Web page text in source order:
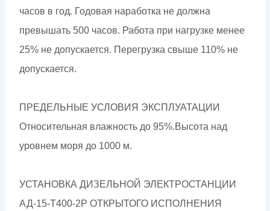
часов в год. Годовая наработка не должна
превышать 500 часов. Работа при нагрузке менее
25% не допускается. Перегрузка свыше 110% не
допускается.
ПРЕДЕЛЬНЫЕ УСЛОВИЯ ЭКСПЛУАТАЦИИ
Относительная влажность до 95%.Высота над
уровнем моря до 1000 м.
УСТАНОВКА ДИЗЕЛЬНОЙ ЭЛЕКТРОСТАНЦИИ
АД-15-Т400-2Р ОТКРЫТОГО ИСПОЛНЕНИЯ